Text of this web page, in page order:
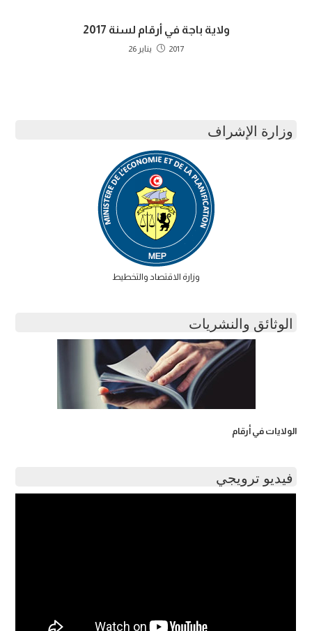
ولاية باجة في أرقام لسنة 2017
2017 يناير 26
وزارة الإشراف
وزارة الاقتصاد والتخطيط
الوثائق والنشريات
الولايات في أرقام
فيديو ترويجي